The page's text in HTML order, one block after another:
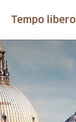
Tempo libero